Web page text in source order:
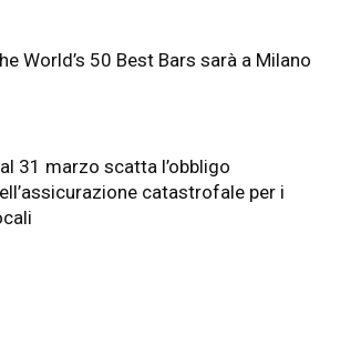
World’s 50 Best Bars sarà a Milano
31 marzo scatta l’obbligo
catastrofale per i